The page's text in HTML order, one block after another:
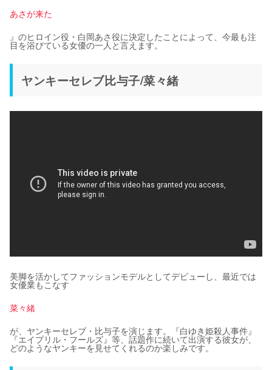
あさが来た
』のヒロイン役・白岡あさ役に決定したことによって、今最も注
目を浴びている女優の一人と言えます。
ヤンキーセレブ比与子/菜々緒
美脚を活かしてファッションモデルとしてデビューし、最近では
女優業もこなす
菜々緒
が、ヤンキーセレブ・比与子を演じます。『白ゆき姫殺人事件』
『エイプリル・フールズ』等、話題作に続いて出演する彼女が、
どのようなヤンキーを見せてくれるのか楽しみです。